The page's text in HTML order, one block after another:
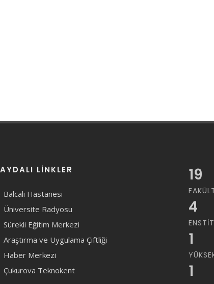
LINKLER
Balcalı Hastanesi
Üniversite Radyosu
Sürekli Eğitim Merkezi
Araştırma ve Uygulama Çiftliği
Haber Merkezi
Çukurova Teknokent
19
4
1
1